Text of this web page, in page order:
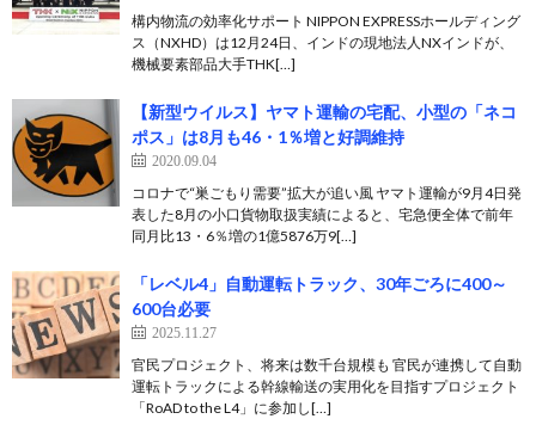
構内物流の効率化サポート NIPPON EXPRESSホールディング
ス（NXHD）は12月24日、インドの現地法人NXインドが、
機械要素部品大手THK[…]
【新型ウイルス】ヤマト運輸の宅配、小型の「ネコ
ポス」は8月も46・1％増と好調維持
2020.09.04
コロナで“巣ごもり需要”拡大が追い風 ヤマト運輸が9月4日発
表した8月の小口貨物取扱実績によると、宅急便全体で前年
同月比13・6％増の1億5876万9[…]
「レベル4」自動運転トラック、30年ごろに400～
600台必要
2025.11.27
官民プロジェクト、将来は数千台規模も 官民が連携して自動
運転トラックによる幹線輸送の実用化を目指すプロジェクト
「RoAD to the L4」に参加し[…]